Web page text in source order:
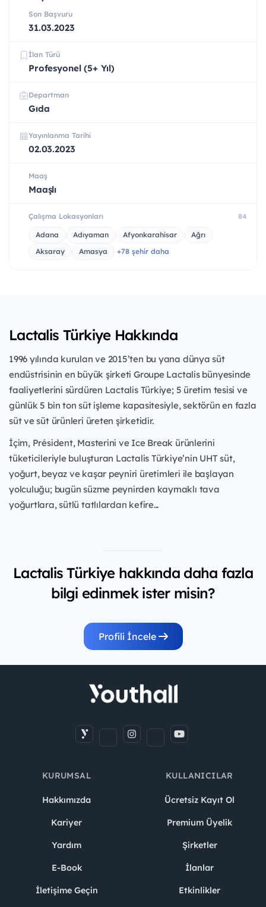
Son Başvuru
31.03.2023
İlan Türü
Profesyonel (5+ Yıl)
Departman
Gıda
Yayınlanma Tarihi
02.03.2023
Maaş
Maaşlı
Çalışma Lokasyonları 84
Adana Adıyaman Afyonkarahisar
Ağrı
Aksaray
Amasya +78 şehir daha
Lactalis Türkiye Hakkında
1996 yılında kurulan ve 2015’ten bu yana dünya süt
endüstrisinin en büyük şirketi Groupe Lactalis bünyesinde
faaliyetlerini sürdüren Lactalis Türkiye; 5 üretim tesisi ve
günlük 5 bin ton süt işleme kapasitesiyle, sektörün en fazla
süt ve süt ürünleri üreten şirketidir.
İçim, Président, Masterini ve Ice Break ürünlerini
tüketicileriyle buluşturan Lactalis Türkiye’nin UHT süt,
yoğurt, beyaz ve kaşar peyniri üretimleri ile başlayan
yolculuğu; bugün süzme peynirden kaymaklı tava
yoğurtlara, sütlü tatlılardan kefire...
Lactalis Türkiye hakkında daha fazla
bilgi edinmek ister misin?
Profili İncele
KURUMSAL
Hakkımızda
Kariyer
Yardım
E-Book
İletişime Geçin
KULLANICILAR
Ücretsiz Kayıt Ol
Premium Üyelik
Şirketler
İlanlar
Etkinlikler